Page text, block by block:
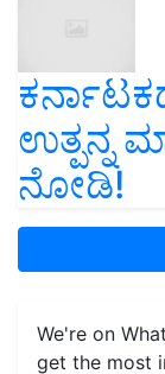
ಉತ್ಪನ್ನ
ನೋಡಿ!
We're on
get the most